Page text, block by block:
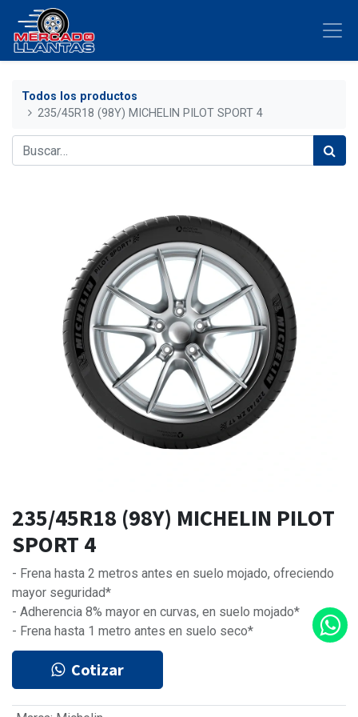
Todos los productos
235/45R18 (98Y) MICHELIN PILOT SPORT 4
235/45R18 (98Y) MICHELIN PILOT
SPORT 4
- Frena hasta 2 metros antes en suelo mojado, ofreciendo
mayor seguridad*
- Adherencia 8% mayor en curvas, en suelo mojado*
- Frena hasta 1 metro antes en suelo seco*
Cotizar